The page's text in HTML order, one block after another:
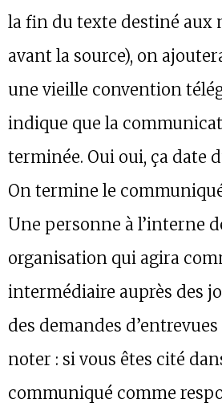
la fin du texte destiné aux
avant la source), on
une vieille convention
indique que la
terminée. Oui oui, ça date
On termine le
Une personne à l’interne
organisation qui agira
intermédiaire auprès des
des demandes
noter : si vous êtes cité
communiqué comme